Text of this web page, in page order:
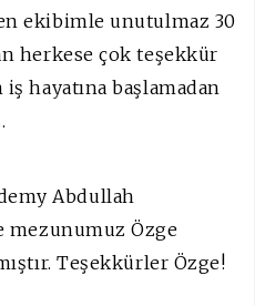
ekibimle unutulmaz 30
herkese çok teşekkür
hayatına başlamadan
Abdullah
Özge
Teşekkürler Özge!